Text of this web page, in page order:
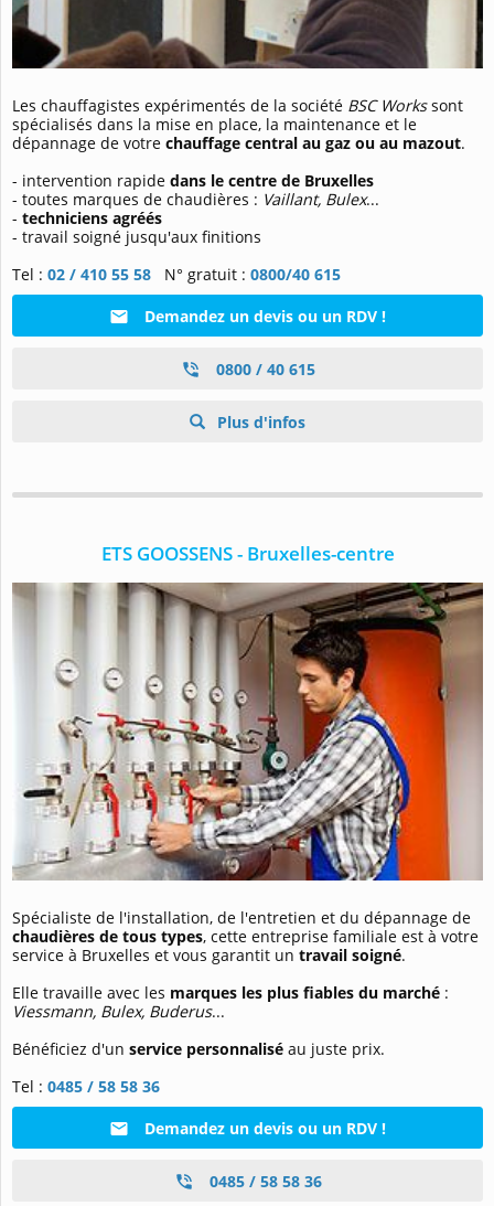
Les chauffagistes expérimentés de la société BSC Workssont
spécialisés dans la mise en place, la maintenance et le
dépannage de votre chauffage central au gaz ou au mazout.
- intervention rapide dans le centre de Bruxelles
- toutes marques de chaudières : Vaillant, Bulex...
- techniciens agréés
- travail soigné jusqu'aux finitions
Tel : 02 / 410 55 58 N° gratuit : 0800/40 615
Demandez un devis ou un RDV !
0800 / 40 615
Plus d'infos
ETS GOOSSENS - Bruxelles-centre
Spécialiste de l'installation, de l'entretien et du dépannage de
chaudières de tous types, cette entreprise familiale est à votre
service à Bruxelles et vous garantit un travail soigné.
Elle travaille avec les marques les plus fiables du marché :
Viessmann, Bulex, Buderus...
Bénéficiez d'un service personnalisé au juste prix.
Tel : 0485 / 58 58 36
Demandez un devis ou un RDV !
0485 / 58 58 36